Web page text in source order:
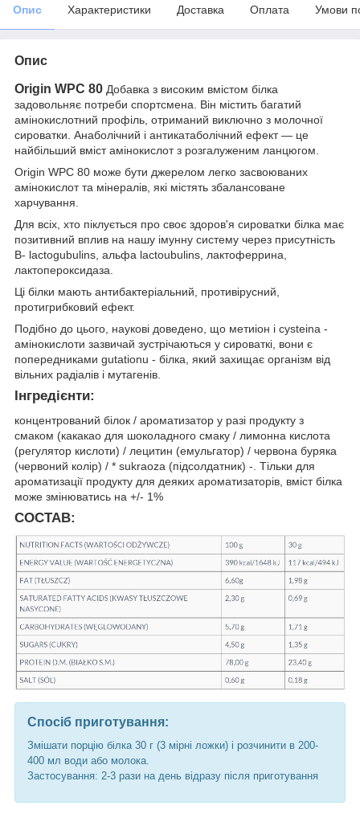
Опис Характеристики Доставка Оплата Умови
Опис
Origin WPC 80 Добавка з високим вмістом білка
задовольняє потреби спортсмена. Він містить багатий
амінокислотний профіль, отриманий виключно з молочної
сироватки. Анаболічний і антикатаболічний ефект — це
найбільший вміст амінокислот з розгалуженим ланцюгом.
Origin WPC 80 може бути джерелом легко засвоюваних
амінокислот та мінералів, які містять збалансоване
харчування.
Для всіх, хто піклується про своє здоров'я сироватки білка має
позитивний вплив на нашу імунну систему через присутність
B- lactogubulins, альфа lactoubulins, лактоферрина,
лактопероксидаза.
Ці білки мають антибактеріальний, противірусний,
протигрибковий ефект.
Подібно до цього, наукові доведено, що метиіон і cysteina -
амінокислоти зазвичай зустрічаються у сироваткі, вони є
попередниками gutationu - білка, який захищає організм від
вільних радіалів і мутагенів.
Інгредієнти:
концентрований білок / ароматизатор у разі продукту з
смаком (какакао для шоколадного смаку / лимонна кислота
(регулятор кислоти) / лецитин (емульгатор) / червона буряка
(червоний колір) / * sukraoza (підсолдатник) -. Тільки для
ароматизації продукту для деяких ароматизаторів, вміст білка
може змінюватись на +/- 1%
СОСТАВ:
Спосіб приготування:
Змішати порцію білка 30 г (3 мірні ложки) і розчинити в 200-
400 мл води або молока.
Застосування: 2-3 рази на день відразу після приготування